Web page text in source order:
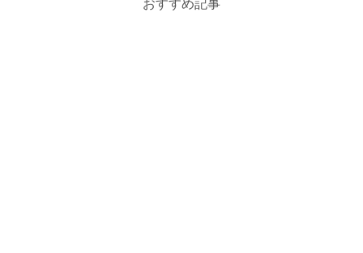
おすすめ記事